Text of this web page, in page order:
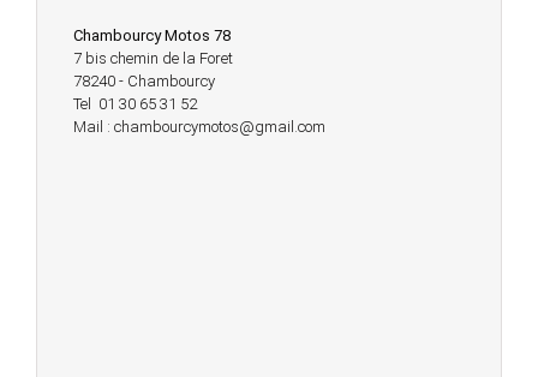
Chambourcy Motos 78
7 bis chemin de la Foret
78240 - Chambourcy
Tel 01 30 65 31 52
Mail : chambourcymotos@gmail.com